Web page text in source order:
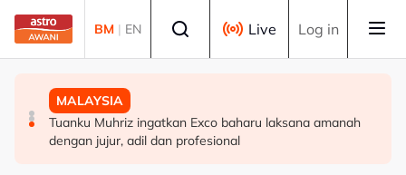
Skip to main content
BM | EN Live Log in
POLITIK
PRU16: Kedudukan PH dijangka mengukuh, jajaran BN-
PN pula berliku - Penganalisis
DUNIA
Lapangan Terbang Soekarno-Hatta rekod lebih 300 kes
dadah tahun ini
MALAYSIA
Tuanku Muhriz ingatkan Exco baharu laksana amanah
dengan jujur, adil dan profesional